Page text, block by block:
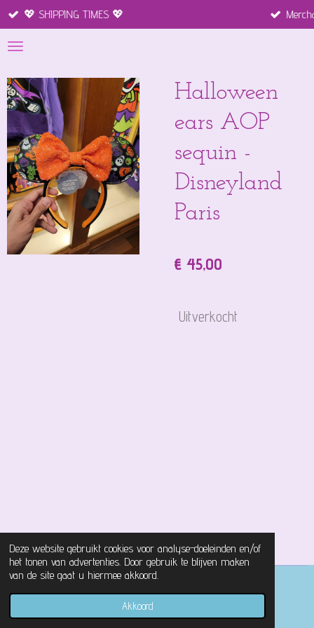
Deze website gebruikt cookies voor analyse-doeleinden en/of
het tonen van advertenties. Door gebruik te blijven maken
van de site gaat u hiermee akkoord.
Akkoord
Ga
direct
naar
hoofdinhoud
💖 Merchandise disneyland paris
Halloween
ears AOP
sequin -
Disneyland
Paris
€ 45,00
Uitverkocht